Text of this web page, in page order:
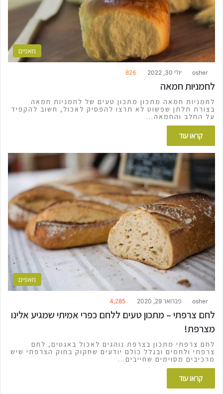
מאפים
osher יולי 30, 2022 826
לחמניות חמאה
לחמניות חמאה מתכון מתכון טעים של לחמניות חמאה
בצורת תלתן שפשוט לא תרצו להפסיק לאכול, חשוב להקפיד
על החלב והחמאה…
קראו עוד
מאפים
osher פברואר 29, 2020 4,285
לחם צרפתי – מתכון טעים ללחם כפרי אמיתי שמגיע אלינו
מצרפת!
לחם צרפתי מתכון בצרפת נוהגים לאכול באגטים, לחם
צרפתי ולחמים ובגלל כולם יודעים שחקוק בחוק הצרפתי שיש
מרכיבים מסוימים שחייבים…
קראו עוד